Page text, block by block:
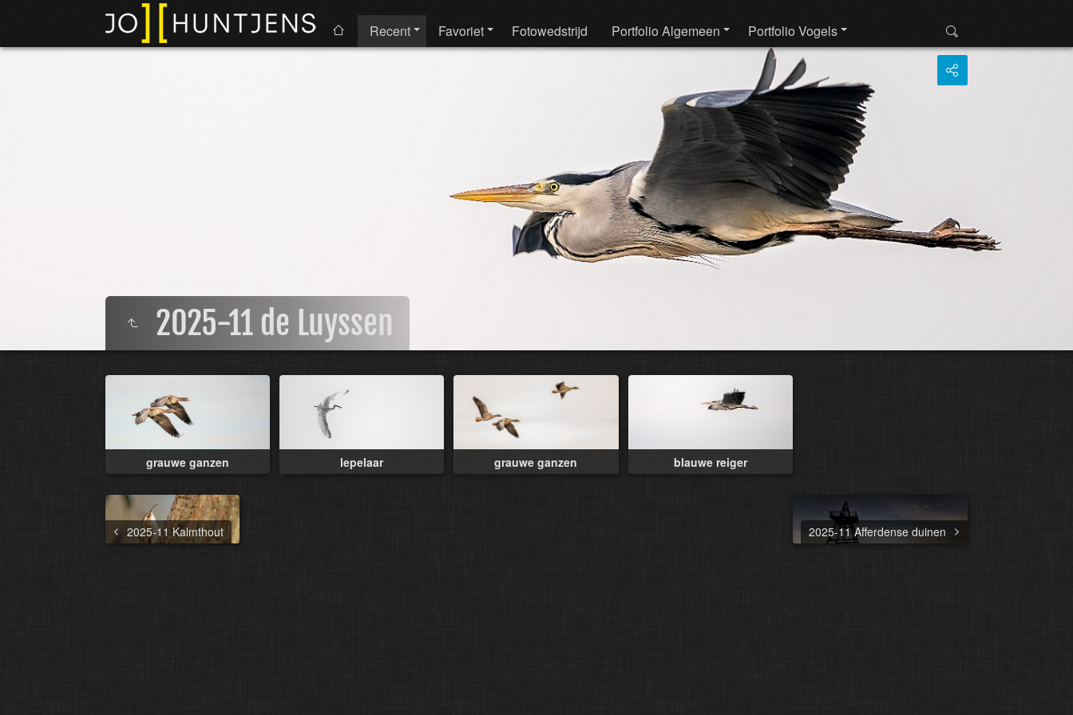
Recent Favoriet Fotowedstrijd Portfolio Algemeen Portfolio Vogels
2025-11 de Luyssen
grauwe ganzen lepelaar grauwe ganzen blauwe reiger
2025-11 Kalmthout 2025-11 Afferdense duinen